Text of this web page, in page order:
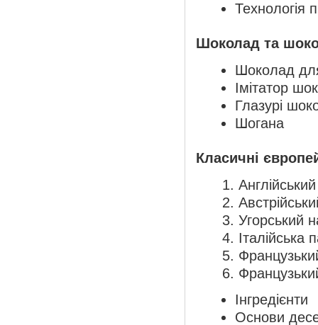
Технологія
Шоколад та
Шоколад
Імітатор
Глазурі
Шогана
Класичні
Угорський
Італійська
Інгредієнти
Основи